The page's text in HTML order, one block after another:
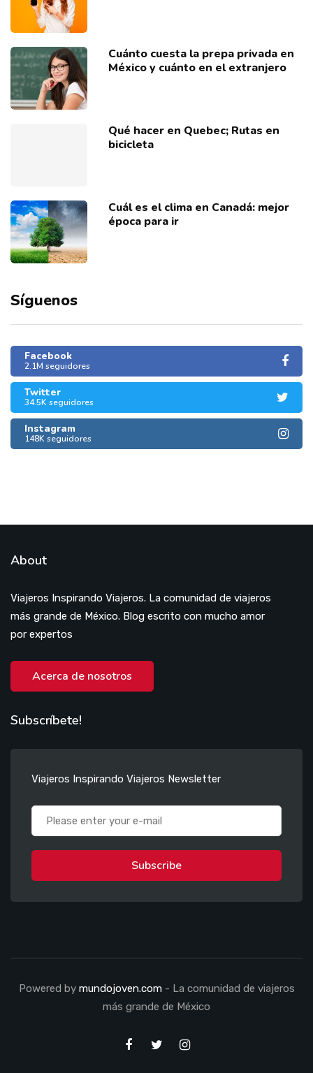
Cuánto cuesta la prepa privada en
México y cuánto en el extranjero
Qué hacer en Quebec; Rutas en
bicicleta
Cuál es el clima en Canadá: mejor
época para ir
Síguenos
Facebook
2.1M seguidores
Twitter
34.5K seguidores
Instagram
148K seguidores
About
Viajeros Inspirando Viajeros. La comunidad de viajeros
más grande de México. Blog escrito con mucho amor
por expertos
Acerca de nosotros
Subscríbete!
Viajeros Inspirando Viajeros Newsletter
Subscribe
Powered by mundojoven.com- La comunidad de viajeros
más grande de México